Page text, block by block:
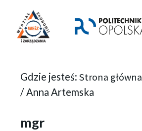
Gdzie jesteś: Strona główna
/ Anna Artemska
mgr